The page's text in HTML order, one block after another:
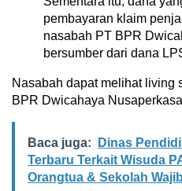
pembayaran klaim
nasabah PT BPR
bersumber dari dana
Nasabah dapat melihat living
BPR Dwicahaya
Baca juga:
Dinas
Terbaru Terkait Wisuda
Orangtua & Sekolah